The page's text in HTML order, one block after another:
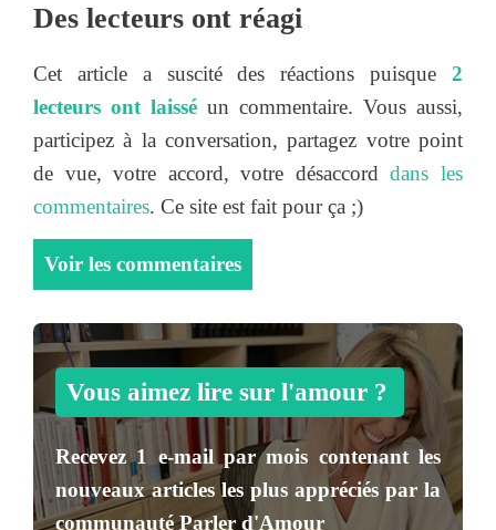
Des lecteurs ont réagi
Cet article a suscité des réactions puisque 2
lecteurs ont laissé un commentaire. Vous aussi,
participez à la conversation, partagez votre point
de vue, votre accord, votre désaccorddans les
commentaires. Ce site est fait pour ça ;)
Voir les commentaires
Vous aimez lire sur l'amour ?
Recevez1 e-mail par mois contenant les
nouveaux articles les plus appréciés par la
communautéParler d'Amour